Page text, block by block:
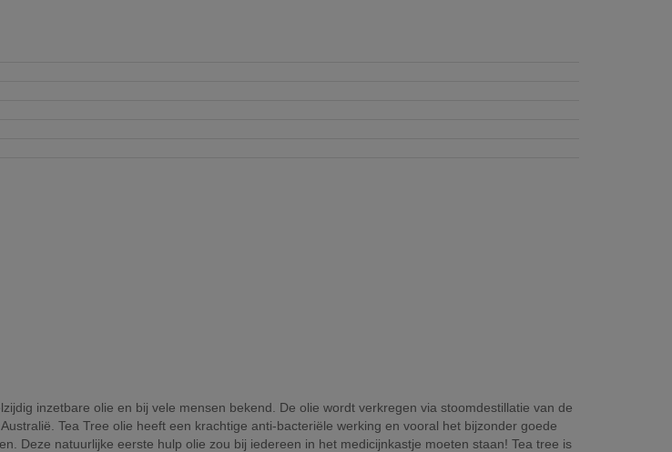
inzetbare olie en bij vele mensen bekend. De olie wordt verkregen via stoomdestillatie van de
Tea Tree olie heeft een krachtige anti-bacteriële werking en vooral het bijzonder goede
Deze natuurlijke eerste hulp olie zou bij iedereen in het medicijnkastje moeten staan! Tea tree is